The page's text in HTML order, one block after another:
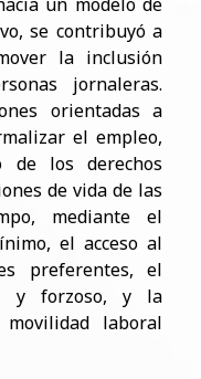
se contribuyó a
la inclusión
jornaleras.
orientadas a
el empleo,
de los derechos
de vida de las
mediante el
el acceso al
preferentes, el
y forzoso, y la
laboral